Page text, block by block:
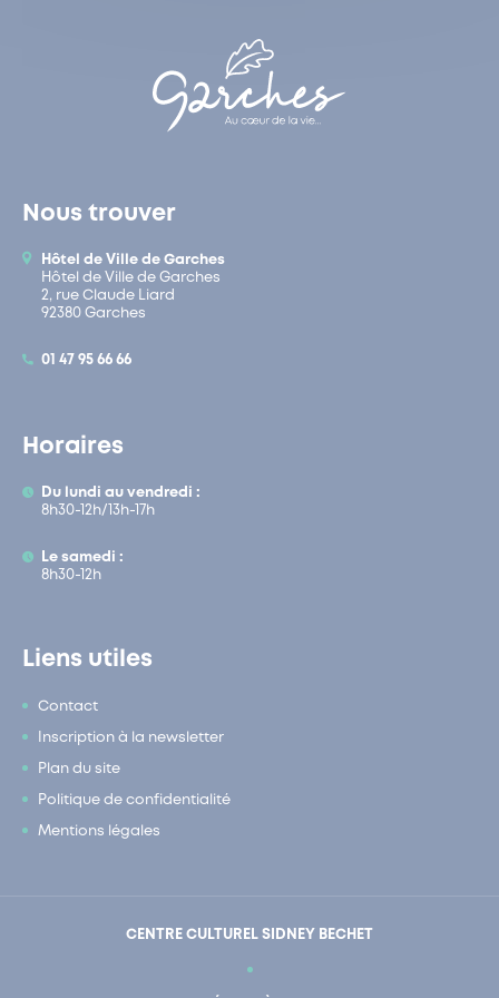
Nous trouver
Hôtel de Ville de Garches
Hôtel de Ville de Garches
2, rue Claude Liard
92380 Garches
01 47 95 66 66
Horaires
Du lundi au vendredi :
8h30-12h/13h-17h
Le samedi :
8h30-12h
Liens utiles
Contact
Inscription à la newsletter
Plan du site
Politique de confidentialité
Mentions légales
CENTRE CULTUREL SIDNEY BECHET